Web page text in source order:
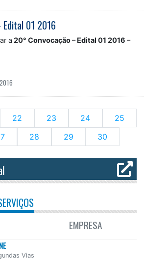
01 2016
a 20° Convocação – Edital 01 2016 –
22 23 24
25
28 29 30
EMPRESA
Vias